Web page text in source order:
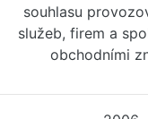
souhlasu
služeb, firem a
obchodními